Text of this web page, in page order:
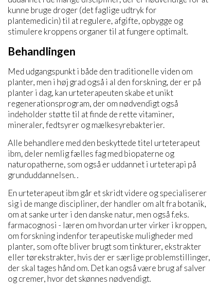
kunne bruge droger (det faglige udtryk for
plantemedicin) til at regulere, afgifte, opbygge og
stimulere kroppens organer til at fungere optimalt.
Behandlingen
Med udgangspunkt i både den traditionelle viden om
planter, men i høj grad også i al den forskning, der er på
planter i dag, kan urteterapeuten skabe et unikt
regenerationsprogram, der om nødvendigt også
indeholder støtte til at finde de rette vitaminer,
mineraler, fedtsyrer og mælkesyrebakterier.
Alle behandlere med den beskyttede titel urteterapeut
ibm, deler nemlig fælles fag med biopaterne og
naturopatherne, som også er uddannet i urteterapi på
grunduddannelsen. .
En urteterapeut ibm går et skridt videre og specialiserer
sig i de mange discipliner, der handler om alt fra botanik,
om at sanke urter i den danske natur, men også f.eks.
farmacognosi - læren om hvordan urter virker i kroppen,
om forskning indenfor terapeutiske muligheder med
planter, som ofte bliver brugt som tinkturer, ekstrakter
eller tørekstrakter, hvis der er særlige problemstillinger,
der skal tages hånd om. Det kan også være brug af salver
og cremer, hvor det skønnes nødvendigt.